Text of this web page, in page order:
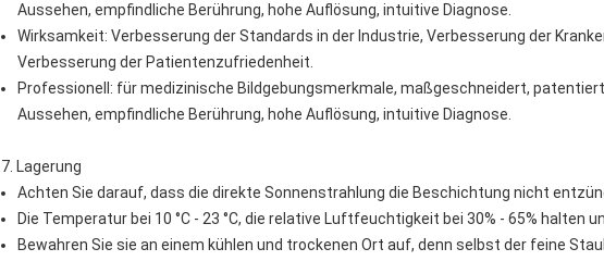
Aussehen, empfindliche Berührung, hohe Auflösung, intuitive Diagnose.
Wirksamkeit: Verbesserung der Standards in der Industrie, Verbesserung der
Verbesserung der Patientenzufriedenheit.
Professionell: für medizinische Bildgebungsmerkmale, maßgeschneidert,
Aussehen, empfindliche Berührung, hohe Auflösung, intuitive Diagnose.
7. Lagerung
Achten Sie darauf, dass die direkte Sonnenstrahlung die Beschichtung nicht
Die Temperatur bei 10 °C - 23 °C, die relative Luftfeuchtigkeit bei 30% - 65% halten
Bewahren Sie sie an einem kühlen und trockenen Ort auf, denn selbst der feine